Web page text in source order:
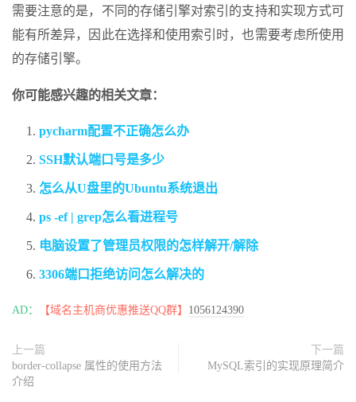
需要注意的是，不同的存储引擎对索引的支持和实现方式可
能有所差异，因此在选择和使用索引时，也需要考虑所使用
的存储引擎。
你可能感兴趣的相关文章：
pycharm配置不正确怎么办
SSH默认端口号是多少
怎么从U盘里的Ubuntu系统退出
ps -ef | grep怎么看进程号
电脑设置了管理员权限的怎样解开/解除
3306端口拒绝访问怎么解决的
AD： 【域名主机商优惠推送QQ群】 1056124390
上一篇
border-collapse 属性的使用方法
介绍
下一篇
MySQL索引的实现原理简介